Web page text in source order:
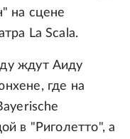
на сцене
La Scala.
ждут Аиду
где на
в "Риголетто", а